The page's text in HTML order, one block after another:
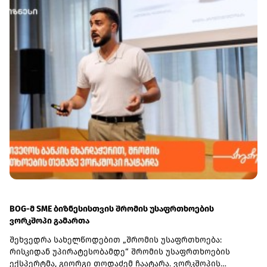
BOG-მ SME ბიზნესისთვის შრომის უსაფრთხოების
ვორკშოპი გამართა
შეხვედრა სახელწოდებით „შრომის უსაფრთხოება:
რისკიდან უპირატესობამდე“ შრომის უსაფრთხოების
ექსპერტმა, გიორგი თოდაძემ ჩაატარა. ვორკშოპის